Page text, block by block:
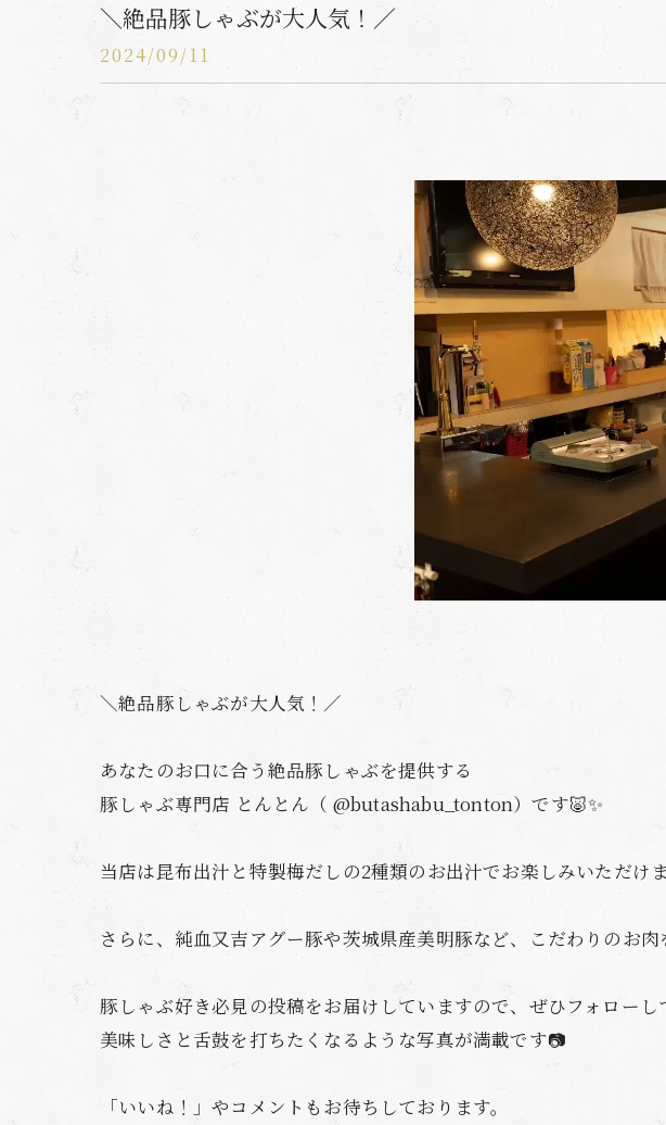
＼絶品豚しゃぶが大人気！／
2024/09/11
＼絶品豚しゃぶが大人気！／
あなたのお口に合う絶品豚しゃぶを提供する
豚しゃぶ専門店 とんとん（ @butashabu_tonton）です🐷✨
当店は昆布出汁と特製梅だしの2種類のお出汁でお楽しみいただけま
さらに、純血又吉アグー豚や茨城県産美明豚など、こだわりのお肉
豚しゃぶ好き必見の投稿をお届けしていますので、ぜひフォローし
美味しさと舌鼓を打ちたくなるような写真が満載です📷
「いいね！」やコメントもお待ちしております。